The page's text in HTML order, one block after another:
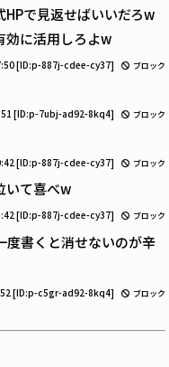
で見返せばいいだろw
効に活用しろよw
[ID:p-887j-cdee-cy37] ブロック
[ID:p-7ubj-ad92-8kq4] ブロック
[ID:p-887j-cdee-cy37] ブロック
いて喜べw
[ID:p-887j-cdee-cy37] ブロック
度書くと消せないのが辛
[ID:p-c5gr-ad92-8kq4] ブロック